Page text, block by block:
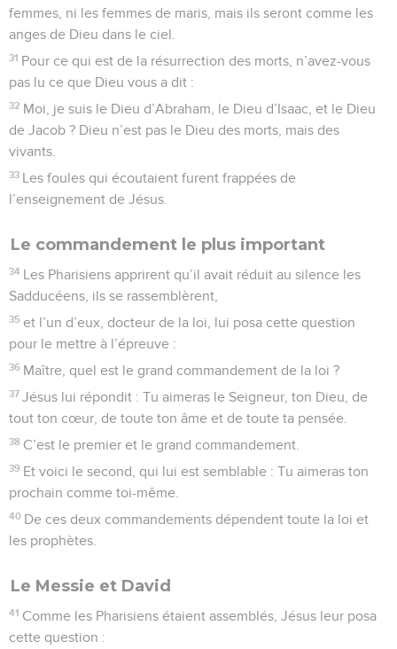
femmes, ni les femmes de maris, mais ils seront comme les
anges de Dieu dans le ciel.
31 Pour ce qui est de la résurrection des morts, n’avez-vous
pas lu ce que Dieu vous a dit :
32 Moi, je suis le Dieu d’Abraham, le Dieu d’Isaac, et le Dieu
de Jacob ? Dieu n’est pas le Dieu des morts, mais des
vivants.
33 Les foules qui écoutaient furent frappées de
l’enseignement de Jésus.
Le commandement le plus important
34 Les Pharisiens apprirent qu’il avait réduit au silence les
Sadducéens, ils se rassemblèrent,
35 et l’un d’eux, docteur de la loi, lui posa cette question
pour le mettre à l’épreuve :
36 Maître, quel est le grand commandement de la loi ?
37 Jésus lui répondit : Tu aimeras le Seigneur, ton Dieu, de
tout ton cœur, de toute ton âme et de toute ta pensée.
38 C’est le premier et le grand commandement.
39 Et voici le second, qui lui est semblable : Tu aimeras ton
prochain comme toi-même.
40 De ces deux commandements dépendent toute la loi et
les prophètes.
Le Messie et David
41 Comme les Pharisiens étaient assemblés, Jésus leur posa
cette question :